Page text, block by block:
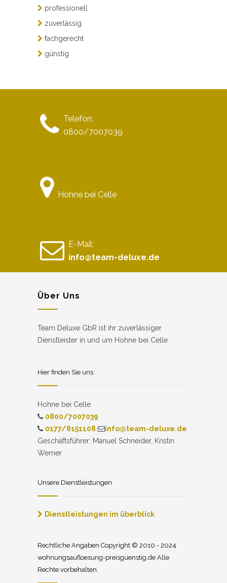
professionell
zuverlässig
fachgerecht
günstig
Telefon:
0800/7007039
Hohne bei Celle
E-Mail:
info@team-deluxe.de
Über Uns
Team Deluxe GbR ist ihr zuverlässiger
Dienstleister in und um Hohne bei Celle .
Hier finden Sie uns:
Hohne bei Celle
0800/7007039
0177/8151108
info@team-deluxe.de
Geschäftsführer: Manuel Schneider, Kristin
Werner
Unsere Dienstleistungen
Dienstleistungen im überblick
Rechtliche Angaben Copyright © 2010 - 2024
wohnungsaufloesung-preisguenstig.de Alle
Rechte vorbehalten.